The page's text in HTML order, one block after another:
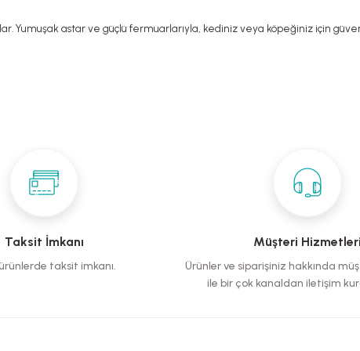
Yumuşak astar ve güçlü fermuarlarıyla, kediniz veya köpeğiniz için
Taksit İmkanı
taksit imkanı.
Müşteri Hizmetleri
Ürünler ve siparişiniz hakkında
ile bir çok kanaldan iletişim